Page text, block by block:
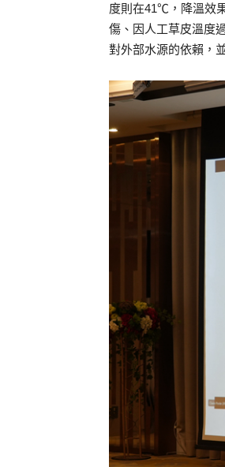
度則在41℃，降溫效
傷、因人工草皮溫度
對外部水源的依賴，